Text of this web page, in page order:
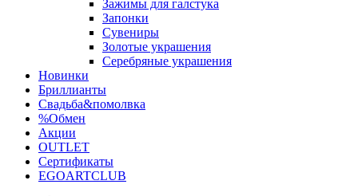
Зажимы для галстука
Запонки
Сувениры
Золотые украшения
Серебряные украшения
Новинки
Бриллианты
Свадьба&помолвка
%Обмен
Акции
OUTLET
Сертификаты
EGOARTCLUB